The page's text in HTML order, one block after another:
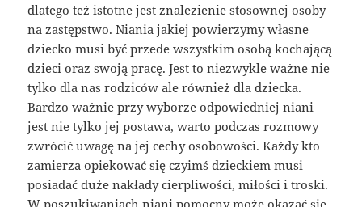
dlatego też istotne jest znalezienie stosownej osoby
na zastępstwo. Niania jakiej powierzymy własne
dziecko musi być przede wszystkim osobą kochającą
dzieci oraz swoją pracę. Jest to niezwykle ważne nie
tylko dla nas rodziców ale również dla dziecka.
Bardzo ważnie przy wyborze odpowiedniej niani
jest nie tylko jej postawa, warto podczas rozmowy
zwrócić uwagę na jej cechy osobowości. Każdy kto
zamierza opiekować się czyimś dzieckiem musi
posiadać duże nakłady cierpliwości, miłości i troski.